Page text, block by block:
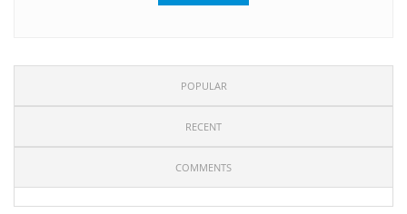
POPULAR
RECENT
COMMENTS